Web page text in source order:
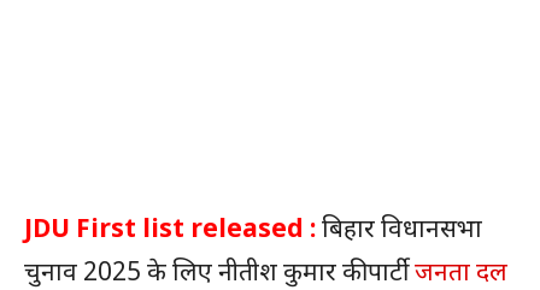
JDU First list released :बिहार विधानसभा
चुनाव 2025 के लिए नीतीश कुमार की पार्टीजनता दल